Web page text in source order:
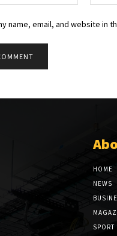
name, email, and website in
HOME
NEWS
SPORT